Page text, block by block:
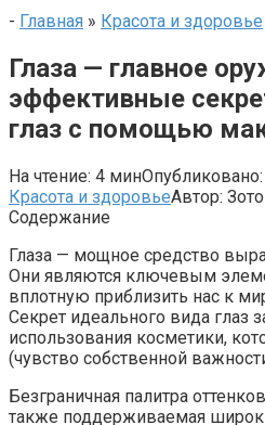
- Главная » Красота и здоровье
Глаза — главное
эффективные
глаз с помощью
На чтение: 4 минОпубликовано:
Красота и здоровьеАвтор:
Содержание
Глаза — мощное средство
Они являются ключевым
вплотную приблизить нас к
Секрет идеального вида глаз
использования косметики,
(чувство собственной
Безграничная палитра
также поддерживаемая